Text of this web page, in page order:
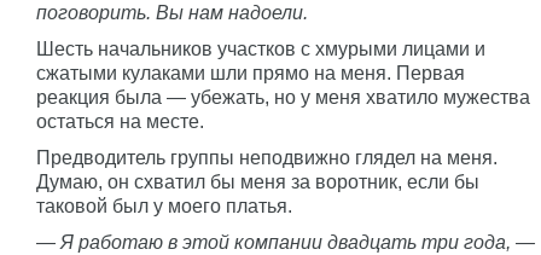
поговорить. Вы нам надоели.
Шесть начальников участков с хмурыми лицами и
сжатыми кулаками шли прямо на меня. Первая
реакция была — убежать, но у меня хватило мужества
остаться на месте.
Предводитель группы неподвижно глядел на меня.
Думаю, он схватил бы меня за воротник, если бы
таковой был у моего платья.
— Я работаю в этой компании двадцать три года, —